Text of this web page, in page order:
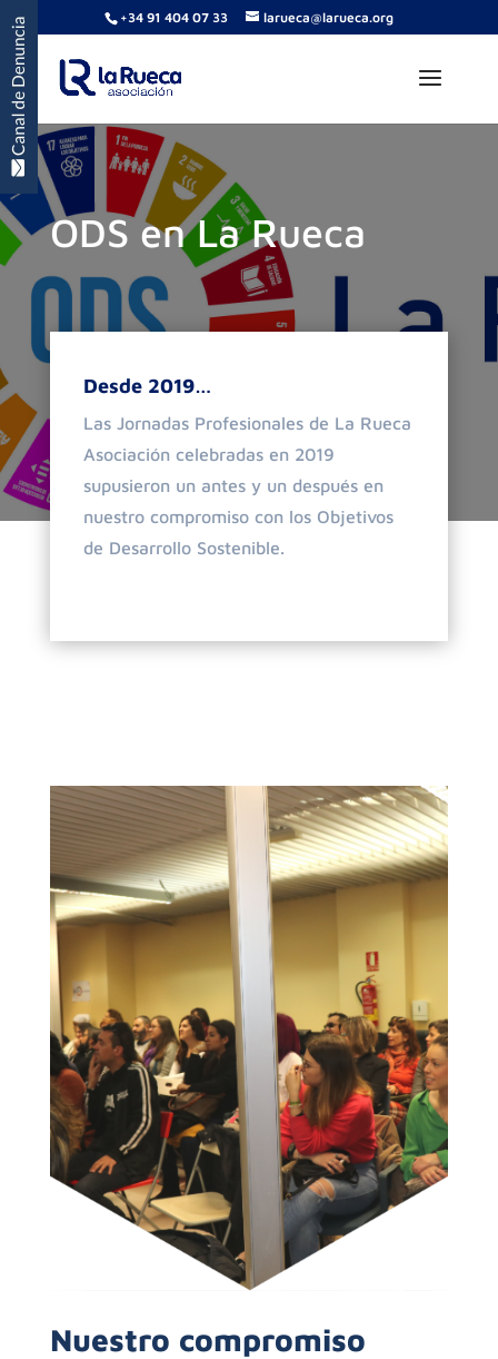
+34 91 404 07 33 larueca@larueca.org
ODS en La Rueca
Desde 2019…
Las Jornadas Profesionales de La Rueca
Asociación celebradas en 2019
supusieron un antes y un después en
nuestro compromiso con los Objetivos
de Desarrollo Sostenible.
Nuestro compromiso